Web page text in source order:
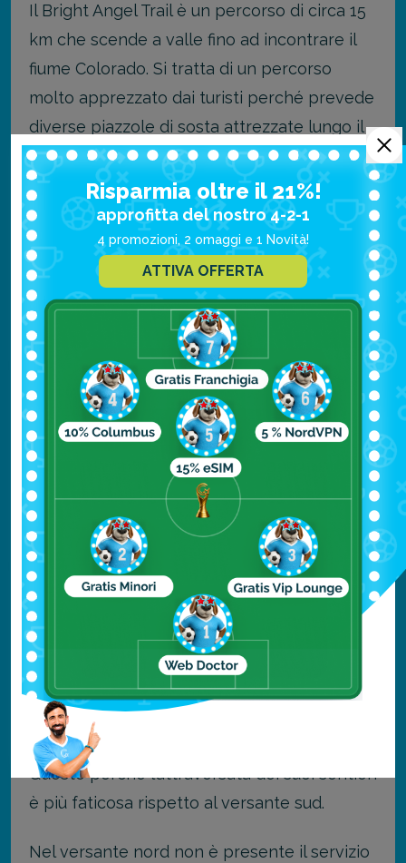
Il Bright Angel Trail è un percorso di circa 15
km che scende a valle fino ad incontrare il
fiume Colorado. Si tratta di un percorso
molto apprezzato dai turisti perché prevede
diverse piazzole di sosta attrezzate lungo il
percorso.
South Kaibab Trail
Il South Kaibab Trail è un altro dei più
apprezzati percorsi da seguire all’interno del
Grand Canyon. Il percorso è lungo più di 10
chilometri, è considerato abbastanza
impegnativo e si conclude a Skeleton Point,
dove è possibile ammirare una vista a 360°
sul Canyon.
Grandview Trail
Un percorso interessante, famoso per le
spettacolari rocce ma considerato anche
molto ripido.
North Rim: punti
d’osservazione e percorsi
La visita del Grand Canyon dal versante nord
è consigliata ai più esperti e a chi è in forma.
Questo perché l’attraversata dei suoi sentieri
è più faticosa rispetto al versante sud.
Nel versante nord non è presente il servizio
Risparmia oltre il 21%!
approfitta del nostro 4-2-1
4 promozioni, 2 omaggi e 1 Novità!
ATTIVA OFFERTA